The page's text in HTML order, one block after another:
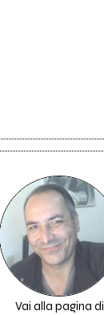
Vai alla pagina di